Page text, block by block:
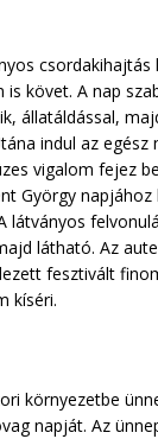
csordakihajtás
követ. A nap
állatáldással,
indul az egész
vigalom fejez
György napjához
látványos
látható. Az
fesztivált
kíséri.
környezetbe
napját. Az